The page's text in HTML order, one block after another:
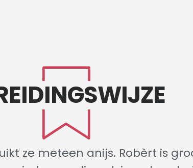
ze meteen anijs. Robèrt is